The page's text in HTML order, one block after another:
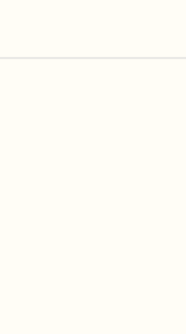
elit. Ut elit tellus,
leo.